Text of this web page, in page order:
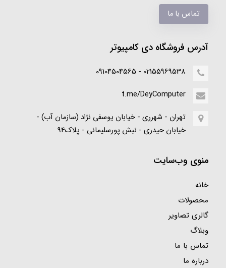
تماس با ما
آدرس فروشگاه دی کامپیوتر
02155969538 - 09104504565
t.me/DeyComputer
تهران - شهرری - خیابان یوسفی نژاد (سازمان آب) -
خیابان حیدری - نبش پورسلیمانی - پلاک94
منوی وب‌سایت
خانه
محصولات
گالری تصاویر
وبلاگ
تماس با ما
درباره ما